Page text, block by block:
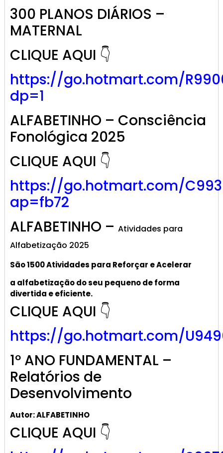
300 PLANOS DIÁRIOS –
MATERNAL
CLIQUE AQUI 👇
https://go.hotmart.com/
dp=1
ALFABETINHO – Consciência
Fonológica 2025
CLIQUE AQUI 👇
https://go.hotmart.com/
ap=fb72
ALFABETINHO – Atividades para
Alfabetização 2025
São 1500 Atividades para Reforçar e Acelerar
a alfabetizaçãodo seu pequeno de forma
divertida e eficiente.
CLIQUE AQUI 👇
https://go.hotmart.com/
1º ANO FUNDAMENTAL –
Relatórios de
Desenvolvimento
Autor: ALFABETINHO
CLIQUE AQUI 👇